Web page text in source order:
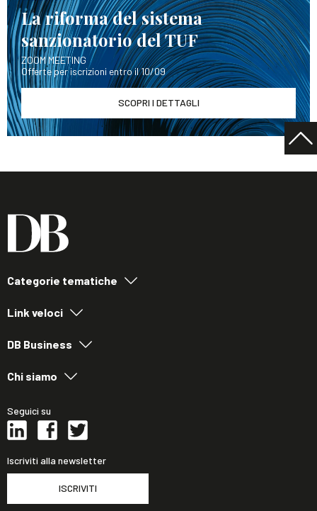
La riforma del sistema
sanzionatorio del TUF
ZOOM MEETING
Offerte per iscrizioni entro il 10/09
SCOPRI I DETTAGLI
Categorie tematiche
Link veloci
DB Business
Chi siamo
Seguici su
Iscriviti alla newsletter
ISCRIVITI